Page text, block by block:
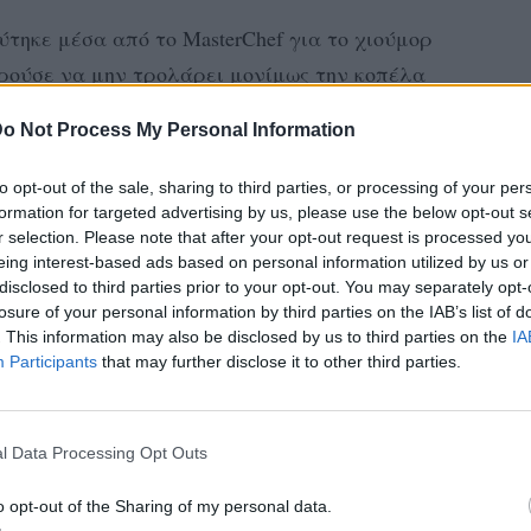
Not Process My Personal Information
opt-out of the sale, sharing to third parties, or processing of your
for targeted advertising by us, please use the below opt-out
selection. Please note that after your opt-out request is processed
interest-based ads based on personal information utilized by us
to third parties prior to your opt-out. You may separately
of your personal information by third parties on the IAB’s list of
This information may also be disclosed by us to third parties on the
Participants that may further disclose it to other third parties.
Data Processing Opt Outs
opt-out of the Sharing of my personal data.
μέσα από το MasterChef για το χιούμορ
να μην τρολάρει μονίμως την κοπέλα
να πάει για μπιλιάρδο και ο Λεωνίδας
την ήττα της και για την ηλικία της.
χαρακτηριστικά στη φωτογραφία που